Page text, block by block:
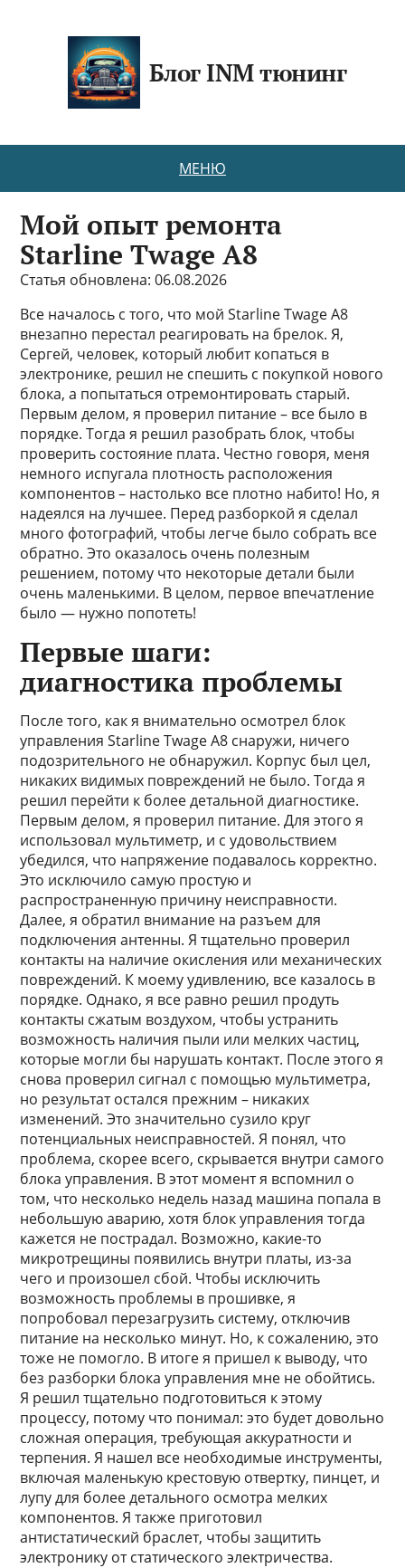
Блог INM тюнинг
МЕНЮ
Мой опыт ремонта
Starline Twage A8
Статья обновлена: 06.08.2026
Все началось с того, что мой Starline Twage A8
внезапно перестал реагировать на брелок. Я,
Сергей, человек, который любит копаться в
электронике, решил не спешить с покупкой нового
блока, а попытаться отремонтировать старый.
Первым делом, я проверил питание – все было в
порядке. Тогда я решил разобрать блок, чтобы
проверить состояние плата. Честно говоря, меня
немного испугала плотность расположения
компонентов – настолько все плотно набито! Но, я
надеялся на лучшее. Перед разборкой я сделал
много фотографий, чтобы легче было собрать все
обратно. Это оказалось очень полезным
решением, потому что некоторые детали были
очень маленькими. В целом, первое впечатление
было — нужно попотеть!
Первые шаги:
диагностика проблемы
После того, как я внимательно осмотрел блок
управления Starline Twage A8 снаружи, ничего
подозрительного не обнаружил. Корпус был цел,
никаких видимых повреждений не было. Тогда я
решил перейти к более детальной диагностике.
Первым делом, я проверил питание. Для этого я
использовал мультиметр, и с удовольствием
убедился, что напряжение подавалось корректно.
Это исключило самую простую и
распространенную причину неисправности.
Далее, я обратил внимание на разъем для
подключения антенны. Я тщательно проверил
контакты на наличие окисления или механических
повреждений. К моему удивлению, все казалось в
порядке. Однако, я все равно решил продуть
контакты сжатым воздухом, чтобы устранить
возможность наличия пыли или мелких частиц,
которые могли бы нарушать контакт. После этого я
снова проверил сигнал с помощью мультиметра,
но результат остался прежним – никаких
изменений. Это значительно сузило круг
потенциальных неисправностей. Я понял, что
проблема, скорее всего, скрывается внутри самого
блока управления. В этот момент я вспомнил о
том, что несколько недель назад машина попала в
небольшую аварию, хотя блок управления тогда
кажется не пострадал. Возможно, какие-то
микротрещины появились внутри платы, из-за
чего и произошел сбой. Чтобы исключить
возможность проблемы в прошивке, я
попробовал перезагрузить систему, отключив
питание на несколько минут. Но, к сожалению, это
тоже не помогло. В итоге я пришел к выводу, что
без разборки блока управления мне не обойтись.
Я решил тщательно подготовиться к этому
процессу, потому что понимал: это будет довольно
сложная операция, требующая аккуратности и
терпения. Я нашел все необходимые инструменты,
включая маленькую крестовую отвертку, пинцет, и
лупу для более детального осмотра мелких
компонентов. Я также приготовил
антистатический браслет, чтобы защитить
электронику от статического электричества.